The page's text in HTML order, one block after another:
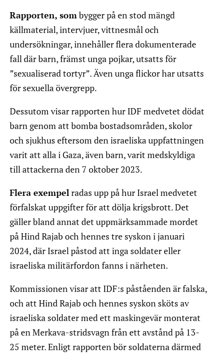
Rapporten, som bygger på en stod mängd
källmaterial, intervjuer, vittnesmål och
undersökningar, innehåller flera dokumenterade
fall där barn, främst unga pojkar, utsatts för
”sexualiserad tortyr”. Även unga flickor har utsatts
för sexuella övergrepp.
Dessutom visar rapporten hur IDF medvetet dödat
barn genom att bomba bostadsområden, skolor
och sjukhus eftersom den israeliska uppfattningen
varit att alla i Gaza, även barn, varit medskyldiga
till attackerna den 7 oktober 2023.
Flera exempel radas upp på hur Israel medvetet
förfalskat uppgifter för att dölja krigsbrott. Det
gäller bland annat det uppmärksammade mordet
på Hind Rajab och hennes tre syskon i januari
2024, där Israel påstod att inga soldater eller
israeliska militärfordon fanns i närheten.
Kommissionen visar att IDF:s påståenden är falska,
och att Hind Rajab och hennes syskon sköts av
israeliska soldater med ett maskingevär monterat
på en Merkava-stridsvagn från ett avstånd på 13-
25 meter. Enligt rapporten bör soldaterna därmed